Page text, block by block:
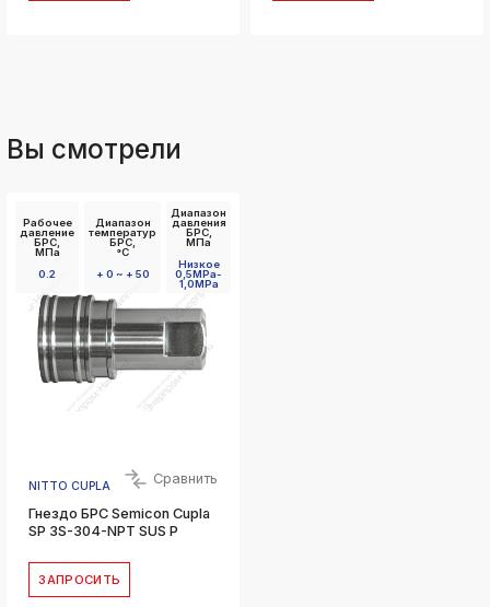
Вы смотрели
Рабочее
давление
БРС,
МПа
0.2
Диапазон
температур
БРС,
°C
+ 0 ~ + 50
Диапазон
давления
БРС,
МПа
Низкое
0,5MPa-
1,0MPa
NITTO CUPLA Сравнить
Гнездо БРС Semicon Cupla
SP 3S-304-NPT SUS P
ЗАПРОСИТЬ